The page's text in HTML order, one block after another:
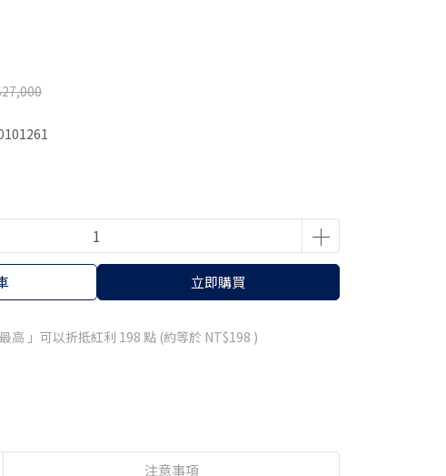
立即購買
高 」可以折抵紅利 198 點 (約等於 NT$198 )
注意事項